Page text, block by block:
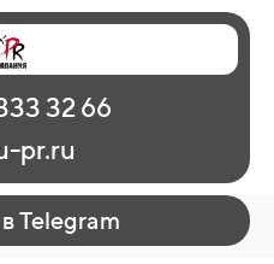
32 66
pr.ru
Telegram